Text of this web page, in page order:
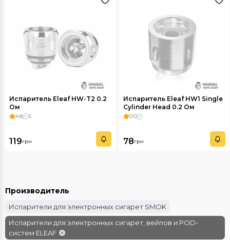
Испаритель Eleaf HW-T2 0.2
Ом
4.8 5
119грн
Испаритель Eleaf HW1 Single
Cylinder Head 0.2 Ом
0.0
78грн
Производитель
Испарители для электронных сигарет SMOK
Испарители для электронных сигарет, вейпов и POD-
систем ELEAF